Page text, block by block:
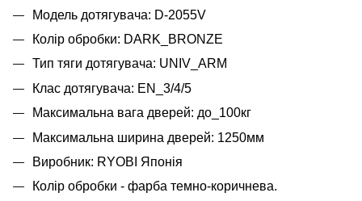
Модель дотягувача: D-2055V
Колір обробки: DARK_BRONZE
Тип тяги дотягувача: UNIV_ARM
Клас дотягувача: EN_3/4/5
Максимальна вага дверей: до_100кг
Максимальна ширина дверей: 1250мм
Виробник: RYOBI Японія
Колір обробки - фарба темно-коричнева.